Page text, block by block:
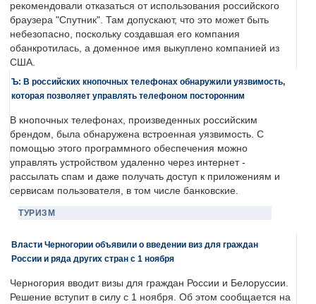
рекомендовали отказаться от использования российского
браузера "Спутник". Там допускают, что это может быть
небезопасно, поскольку создавшая его компания
обанкротилась, а доменное имя выкуплено компанией из
США.
Ъ: В российских кнопочных телефонах обнаружили уязвимость,
которая позволяет управлять телефоном посторонним
В кнопочных телефонах, произведенных российским
брендом, была обнаружена встроенная уязвимость. С
помощью этого программного обеспечения можно
управлять устройством удаленно через интернет -
рассылать спам и даже получать доступ к приложениям и
сервисам пользователя, в том числе банковские.
ТУРИЗМ
Власти Черногории объявили о введении виз для граждан
России и ряда других стран с 1 ноября
Черногория вводит визы для граждан России и Белоруссии.
Решение вступит в силу с 1 ноября. Об этом сообщается на